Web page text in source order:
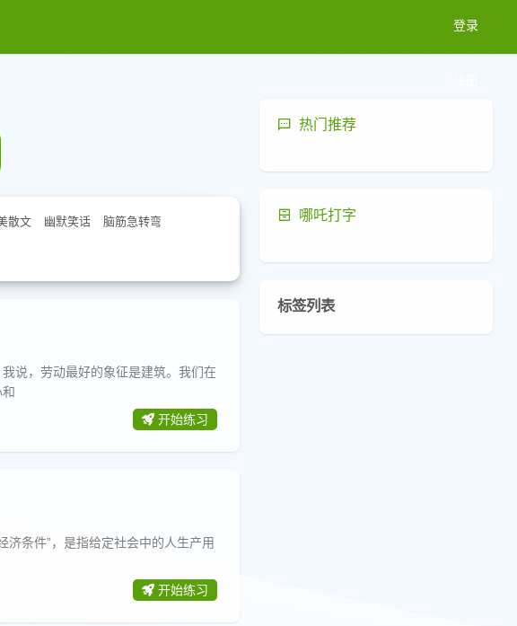
登录
散文 幽默笑话 脑筋急转弯
说，劳动最好的象征是建筑。我们在
开始练习
条件”，是指给定社会中的人生产用
开始练习
热门推荐
哪吒打字
标签列表